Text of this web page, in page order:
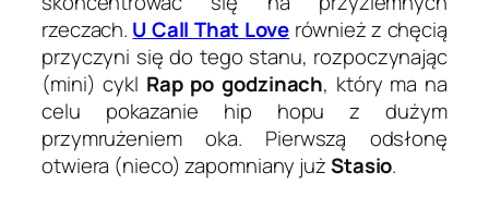
rzeczach. U Call That Love również z chęcią
przyczyni się do tego stanu, rozpoczynając
(mini) cykl Rap po godzinach, który ma na
celu pokazanie hip hopu z dużym
przymrużeniem oka. Pierwszą odsłonę
otwiera (nieco) zapomniany jużStasio.